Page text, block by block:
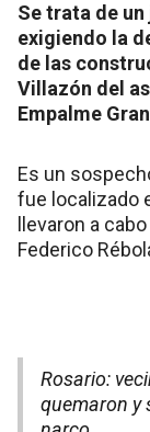
Se trata de
exigiendo la
de las
Villazón del
Empalme
Es un
fue localizado
llevaron a
Federico
Rosario:
quemaron y